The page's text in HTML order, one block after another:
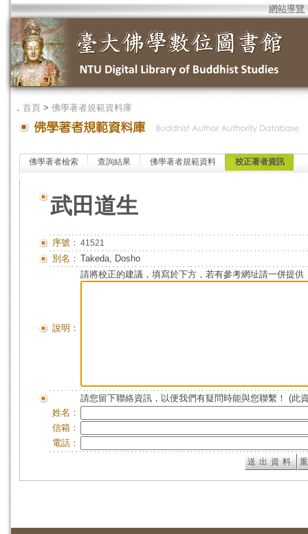
網站導覽
． 首頁 > 佛學著者規範資料庫
佛學著者檢索 查詢結果 佛學著者規範資料 校正著者資訊
武田道生
序號： 41521
別名： Takeda, Dosho
說明：
請將校正的建議，填寫於下方，若有參考網址請一併提供
請您留下聯絡資訊，以便我們有疑問時能與您聯繫！ (此
姓名：
信箱：
電話：